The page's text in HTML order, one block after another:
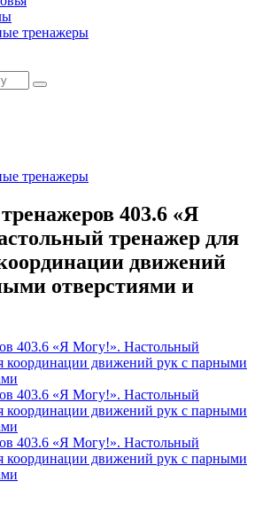
тренажеры
тренажеры
403.6 «Я
тренажер для
движений
отверстиями и